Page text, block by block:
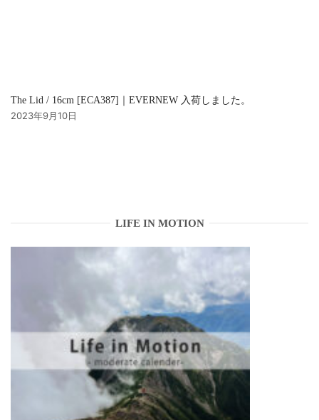
The Lid / 16cm [ECA387]｜EVERNEW 入荷しました。
2023年9月10日
LIFE IN MOTION